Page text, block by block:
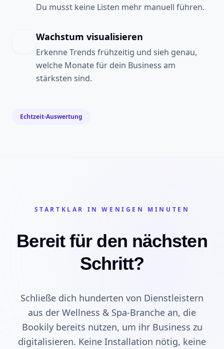
Du musst keine Listen mehr manuell führen.
Wachstum visualisieren
Erkenne Trends frühzeitig und sieh genau,
welche Monate für dein Business am
stärksten sind.
Echtzeit-Auswertung
STARTKLAR IN WENIGEN MINUTEN
Bereit für den nächsten
Schritt?
Schließe dich hunderten von Dienstleistern
aus der Wellness & Spa-Branche an, die
Bookily bereits nutzen, um ihr Business zu
digitalisieren. Keine Installation nötig, keine